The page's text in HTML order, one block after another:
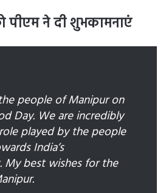
पीएम ने दी शुभकामनाएं
people of Manipur on
Day. We are incredibly
played by the people
India’s
My best wishes for the